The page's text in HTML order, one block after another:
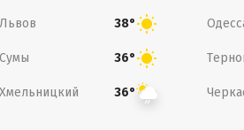
Львов 38°
Сумы 36°
Хмельницкий 36°